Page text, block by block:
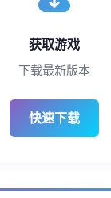
获取游戏
下载最新版本
快速下载